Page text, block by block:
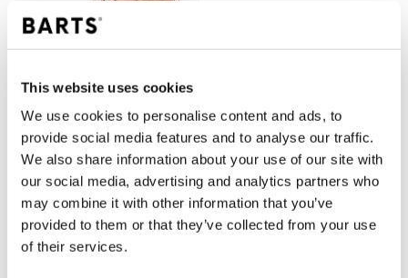
This website uses cookies
We use cookies to personalise content and ads, to
provide social media features and to analyse our traffic.
We also share information about your use of our site with
our social media, advertising and analytics partners who
may combine it with other information that you’ve
provided to them or that they’ve collected from your use
of their services.